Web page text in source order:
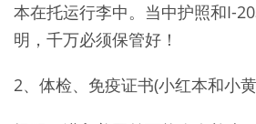
本在托运行李中。当中护照和I-
明，千万必须保管好！
2、体检、免疫证书(小红本和小